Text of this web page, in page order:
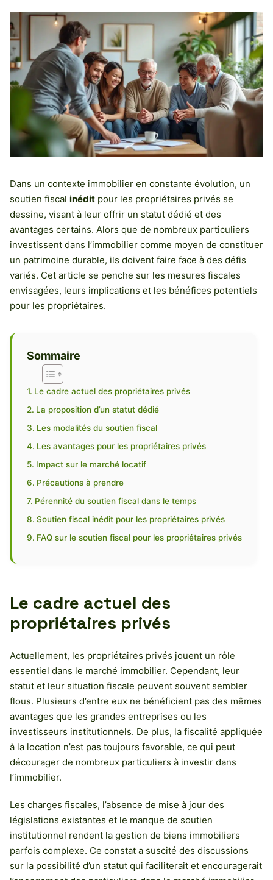
Dans un contexte immobilier en constante évolution, un
soutien fiscal inédit pour les propriétaires privés se
dessine, visant à leur offrir un statut dédié et des
avantages certains. Alors que de nombreux particuliers
investissent dans l’immobilier comme moyen de constituer
un patrimoine durable, ils doivent faire face à des défis
variés. Cet article se penche sur les mesures fiscales
envisagées, leurs implications et les bénéfices potentiels
pour les propriétaires.
Sommaire
Le cadre actuel des propriétaires privés
La proposition d’un statut dédié
Les modalités du soutien fiscal
Les avantages pour les propriétaires privés
Impact sur le marché locatif
Précautions à prendre
Pérennité du soutien fiscal dans le temps
Soutien fiscal inédit pour les propriétaires privés
FAQ sur le soutien fiscal pour les propriétaires privés
Le cadre actuel des
propriétaires privés
Actuellement, les propriétaires privés jouent un rôle
essentiel dans le marché immobilier. Cependant, leur
statut et leur situation fiscale peuvent souvent sembler
flous. Plusieurs d’entre eux ne bénéficient pas des mêmes
avantages que les grandes entreprises ou les
investisseurs institutionnels. De plus, la fiscalité appliquée
à la location n’est pas toujours favorable, ce qui peut
décourager de nombreux particuliers à investir dans
l’immobilier.
Les charges fiscales, l’absence de mise à jour des
législations existantes et le manque de soutien
institutionnel rendent la gestion de biens immobiliers
parfois complexe. Ce constat a suscité des discussions
sur la possibilité d’un statut qui faciliterait et encouragerait